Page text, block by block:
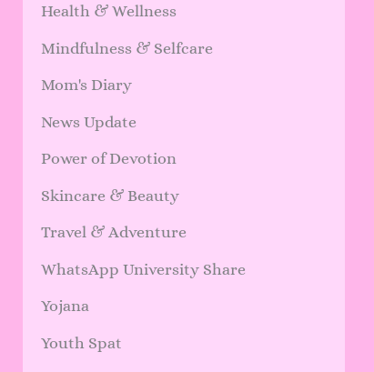
Health & Wellness
Mindfulness & Selfcare
Mom's Diary
News Update
Power of Devotion
Skincare & Beauty
Travel & Adventure
WhatsApp University Share
Yojana
Youth Spat